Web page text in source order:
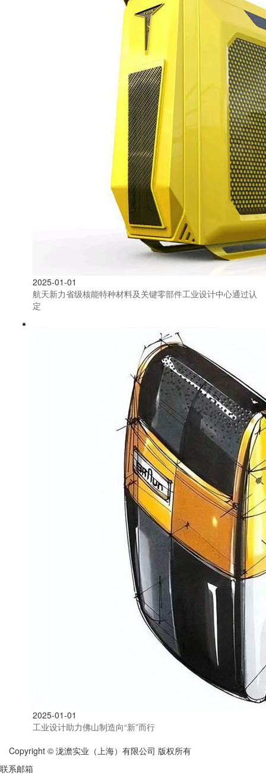
2025-01-01
航天新力省级核能特种材料及关键零部件工业设计中心通过认
定
2025-01-01
工业设计助力佛山制造向“新”而行
Copyright © 泷澹实业（上海）有限公司 版权所有
联系邮箱